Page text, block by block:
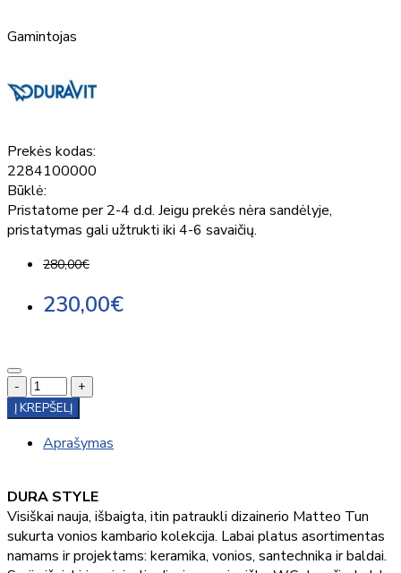
Gamintojas
Prekės kodas:
2284100000
Būklė:
Pristatome per 2-4 d.d. Jeigu prekės nėra sandėlyje,
pristatymas gali užtrukti iki 4-6 savaičių.
280,00€
230,00€
-
+
Į KREPŠELĮ
Aprašymas
DURA STYLE
Visiškai nauja, išbaigta, itin patraukli dizainerio Matteo Tun
sukurta vonios kambario kolekcija. Labai platus asortimentas
namams ir projektams: keramika, vonios, santechnika ir baldai.